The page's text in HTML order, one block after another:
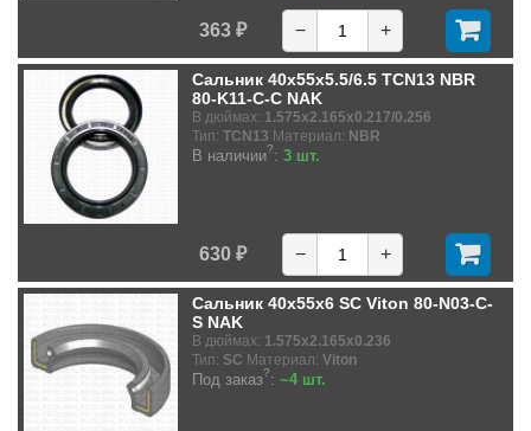
363 ₽ − +
Сальник 40x55x5.5/6.5 TCN13 NBR
80-K11-C-C NAK
В дюймах: 1.575x2.165x0.217/0.256
Тип: TCN13 Материал: NBR
В наличии?: 3 шт.
630 ₽ − +
Сальник 40x55x6 SC Viton 80-N03-C-
S NAK
В дюймах: 1.575x2.165x0.236
Тип: SC Материал: Viton
Под заказ?: ~4 шт.